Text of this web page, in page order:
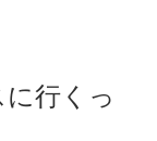
行くっ